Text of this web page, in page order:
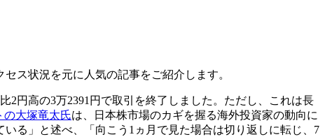
ス状況を元に人気の記事をご紹介します。
2円高の3万2391円で取引を終了しました。ただし、これは長
の大塚竜太氏は、日本株市場のカギを握る海外投資家の動向に
る」と述べ、「向こう1ヵ月で見た場合は切り返しに転じ、7